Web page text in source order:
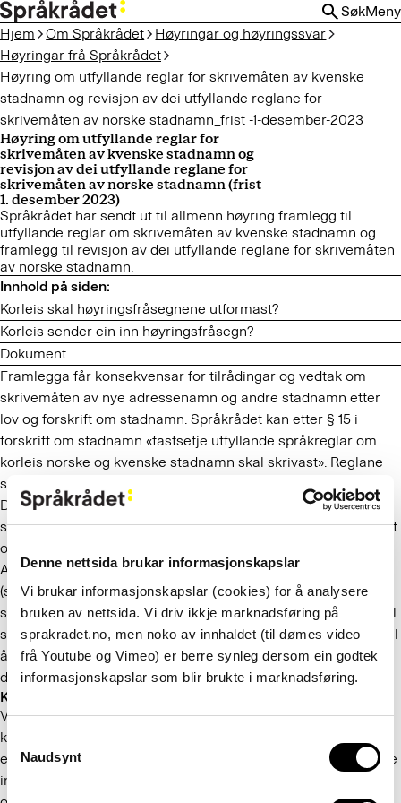
Denne nettsida brukar informasjonskapslar
Vi brukar informasjonskapslar (cookies) for å analysere
bruken av nettsida. Vi driv ikkje marknadsføring på
sprakradet.no, men noko av innhaldet (til dømes video
frå Youtube og Vimeo) er berre synleg dersom ein godtek
informasjonskapslar som blir brukte i marknadsføring.
Consent
Selection
Naudsynt
HOPP
TIL
HOVEDINNHOLD
SøkMeny
Hjem
Om Språkrådet
Høyringar og høyringssvar
Høyringar frå Språkrådet
Høyring om utfyllande reglar for skrivemåten av kvenske
stadnamn og revisjon av dei utfyllande reglane for
skrivemåten av norske stadnamn_frist -1-desember-2023
Høyring om utfyllande reglar for
skrivemåten av kvenske stadnamn og
revisjon av dei utfyllande reglane for
skrivemåten av norske stadnamn (frist
1. desember 2023)
Språkrådet har sendt ut til allmenn høyring framlegg til
utfyllande reglar om skrivemåten av kvenske stadnamn og
framlegg til revisjon av dei utfyllande reglane for skrivemåten
av norske stadnamn.
Korleis skal høyringsfråsegnene utformast?
Korleis sender ein inn høyringsfråsegn?
Dokument
Framlegga får konsekvensar for tilrådingar og vedtak om
skrivemåten av nye adressenamn og andre stadnamn etter
lov og forskrift om stadnamn. Språkrådet kan etter § 15 i
forskrift om stadnamn «fastsetje utfyllande språkreglar om
korleis norske og kvenske stadnamn skal skrivast». Reglane
skal godkjennast av Kulturdepartementet.
Den gjeldande versjonen av dei utfyllande reglane for
skrivemåten av norske stadnamn blei vedteken av Språkrådet
og godkjend av Kulturdepartementet i 2018.
Alle framlegga til endringar som er skildra i høyringsnotata
(sjå lenkjer nedanfor), har vore behandla av fagrådet for
stadnamn. Framlegga kan justerast eller endrast etter innspel
som kjem inn i høyringa. Vi oppmodar difor alle interesserte til
å setje seg inn i framlegga og sende inn høyringsfråsegn
dersom dei har synspunkt og innspel som bør vurderast.
Korleis skal høyringsfråsegnene utformast?
Vi oppmodar høyringsinstansane til å formulere seg klart og
kortfatta om framlegg til justeringar eller avvising av dei
endringane som er føreslåtte. Alle som ønskjer det, kan sende
inn høyringsfråsegn. Fråsegnene er offentlege etter